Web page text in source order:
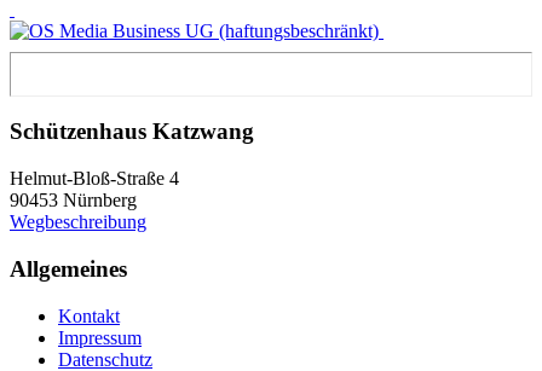
Schützenhaus Katzwang
Helmut-Bloß-Straße 4
90453 Nürnberg
Wegbeschreibung
Allgemeines
Kontakt
Impressum
Datenschutz